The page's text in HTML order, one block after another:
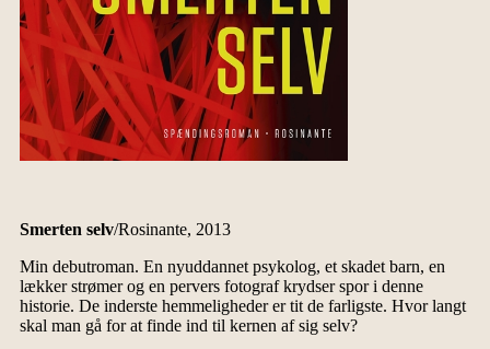
Smerten selv/Rosinante, 2013
Min debutroman. En nyuddannet psykolog, et skadet barn, en
lækker strømer og en pervers fotograf krydser spor i denne
historie. De inderste hemmeligheder er tit de farligste. Hvor langt
skal man gå for at finde ind til kernen af sig selv?